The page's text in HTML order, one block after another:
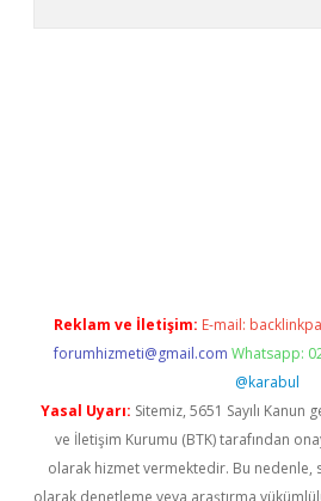
Reklam ve İletişim: E-mail:
forumhizmeti@gmail.com Whatsapp:
@karabul
Yasal Uyarı: Sitemiz, 5651 Sayılı
ve İletişim Kurumu (BTK) tarafından
olarak hizmet vermektedir. Bu
olarak denetleme veya araştırma